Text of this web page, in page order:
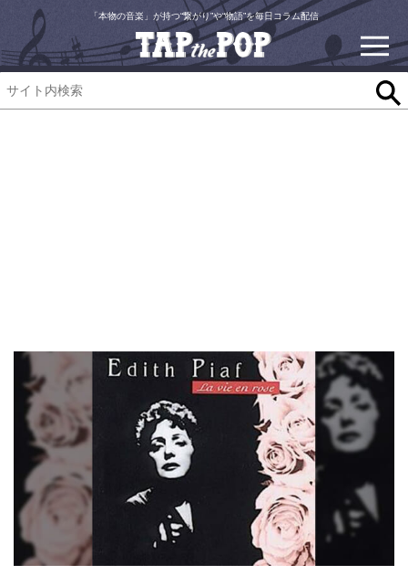
「本物の音楽」が持つ“繋がり”や“物語”を毎日コラム配信